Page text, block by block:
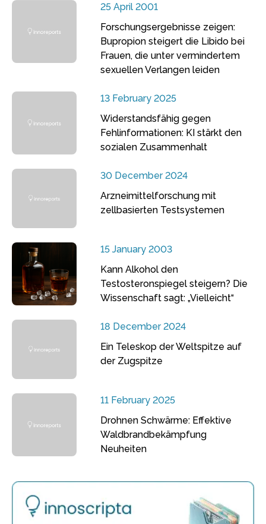
25 April 2001
Forschungsergebnisse zeigen:
Bupropion steigert die Libido bei
Frauen, die unter vermindertem
sexuellen Verlangen leiden
13 February 2025
Widerstandsfähig gegen
Fehlinformationen: KI stärkt den
sozialen Zusammenhalt
30 December 2024
Arzneimittelforschung mit
zellbasierten Testsystemen
15 January 2003
Kann Alkohol den
Testosteronspiegel steigern? Die
Wissenschaft sagt: „Vielleicht“
18 December 2024
Ein Teleskop der Weltspitze auf
der Zugspitze
11 February 2025
Drohnen Schwärme: Effektive
Waldbrandbekämpfung
Neuheiten